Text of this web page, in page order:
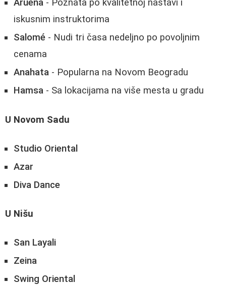
Aruena - Poznata po kvalitetnoj nastavi i
iskusnim instruktorima
Salomé - Nudi tri časa nedeljno po povoljnim
cenama
Anahata - Popularna na Novom Beogradu
Hamsa - Sa lokacijama na više mesta u gradu
U Novom Sadu
Studio Oriental
Azar
Diva Dance
U Nišu
San Layali
Zeina
Swing Oriental